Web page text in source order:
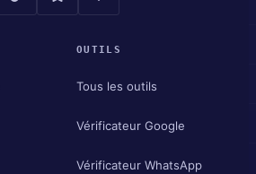
OUTILS
Tous les outils
Vérificateur Google
Vérificateur WhatsApp